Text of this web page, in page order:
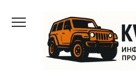
содержанию